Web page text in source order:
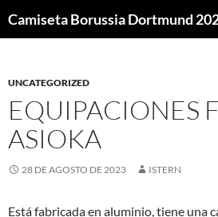
Camiseta Borussia Dortmund
UNCATEGORIZED
EQUIPACIONES
ASIOKA
28 DE AGOSTO DE 2023 ISTERN
Está fabricada en aluminio, tiene una